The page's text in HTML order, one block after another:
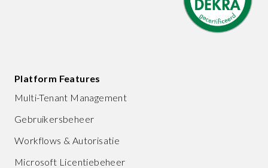
Platform Features
Multi-Tenant Management
Gebruikersbeheer
Workflows & Autorisatie
Microsoft Licentiebeheer